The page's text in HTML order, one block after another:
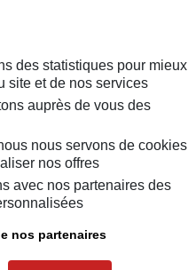
des statistiques pour mieux
site et de nos services
auprès de vous des
nous servons de cookies
nos offres
avec nos partenaires des
nos partenaires